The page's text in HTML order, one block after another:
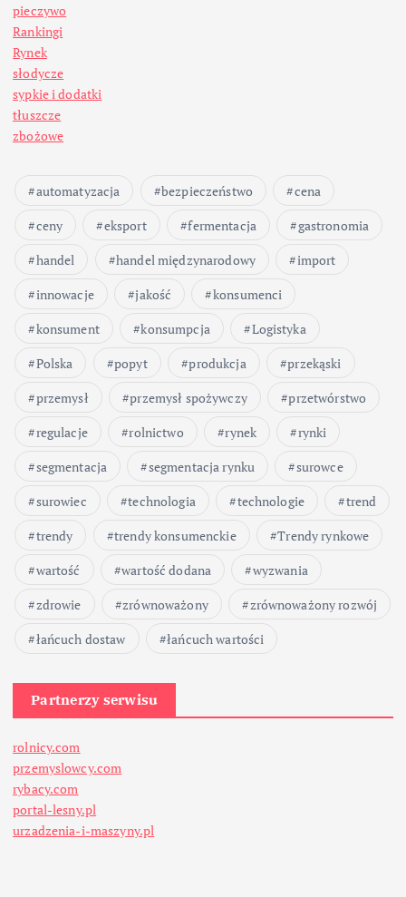
pieczywo
Rankingi
Rynek
słodycze
sypkie i dodatki
tłuszcze
zbożowe
automatyzacja bezpieczeństwo
cena
ceny
eksport fermentacja
gastronomia
handel
handel międzynarodowy
import
innowacje
jakość
konsumenci
konsument
konsumpcja
Logistyka
Polska
popyt produkcja
przekąski
przemysł
przemysł spożywczy
przetwórstwo
regulacje
rolnictwo rynek
rynki
segmentacja
segmentacja rynku
surowce
surowiec
technologia technologie
trend
trendy
trendy konsumenckie
Trendy rynkowe
wartość
wartość dodana
wyzwania
zdrowie
zrównoważony
zrównoważony rozwój
łańcuch dostaw
łańcuch wartości
Partnerzy serwisu
rolnicy.com
przemyslowcy.com
rybacy.com
portal-lesny.pl
urzadzenia-i-maszyny.pl